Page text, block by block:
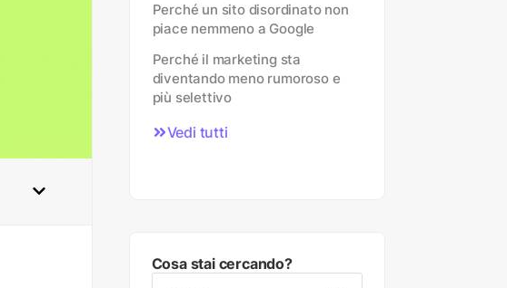
Perché un sito disordinato non
piace nemmeno a Google
Perché il marketing sta
diventando meno rumoroso e
più selettivo
Vedi tutti
Cosa stai cercando?